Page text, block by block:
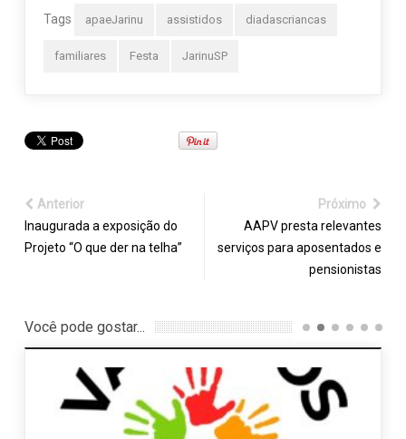
Tags apaeJarinu assistidos diadascriancas
familiares Festa JarinuSP
Anterior
Inaugurada a exposição do
Projeto “O que der na telha”
Próximo
AAPV presta relevantes
serviços para aposentados e
pensionistas
Você pode gostar...